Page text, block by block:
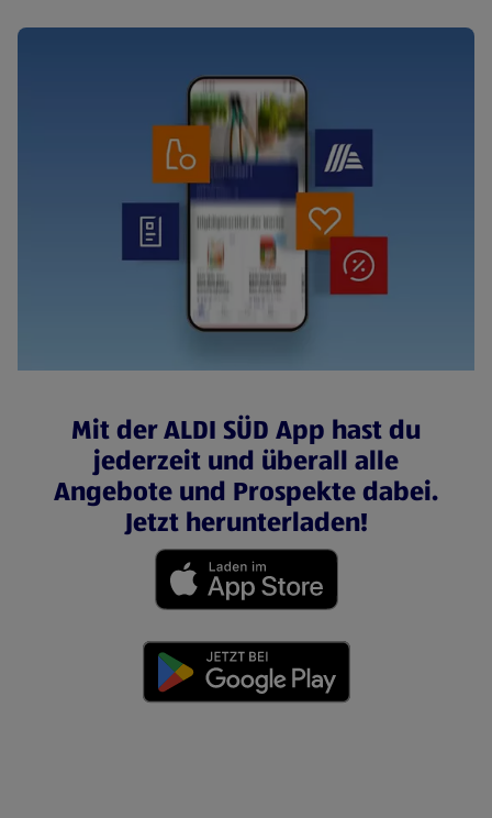
Mit der ALDI SÜD App hast du
jederzeit und überall alle
Angebote und Prospekte dabei.
Jetzt herunterladen!